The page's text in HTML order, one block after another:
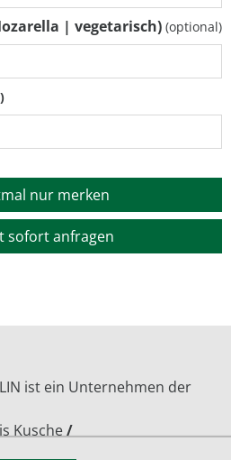
| vegetarisch)
nur merken
sofort anfragen
ist ein Unternehmen der
Kusche